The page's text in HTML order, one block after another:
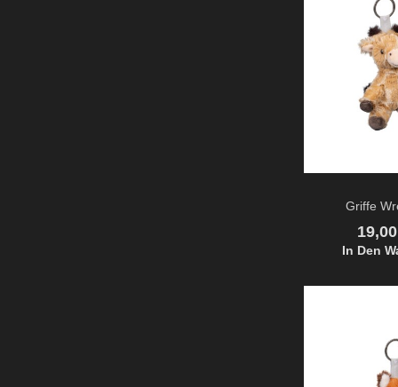
Griffe
Preis
In Den